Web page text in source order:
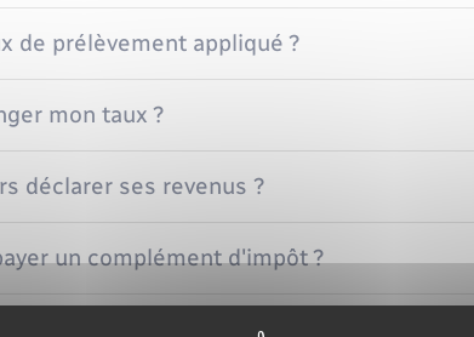
de prélèvement appliqué ?
mon taux ?
déclarer ses revenus ?
un complément d'impôt ?
un changement bancaire ?